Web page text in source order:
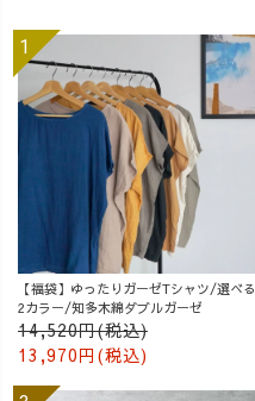
【福袋】ゆったりガーゼTシャツ/選べる
2カラー/知多木綿ダブルガーゼ
14,520円(税込)
13,970円(税込)